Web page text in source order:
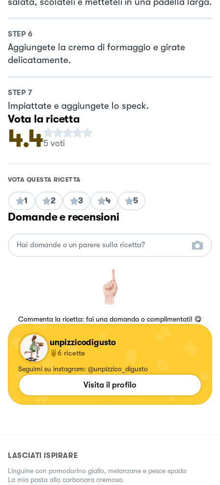
STEP 6
Aggiungete la crema di formaggio e girate
delicatamente.
STEP 7
Impiattate e aggiungete lo speck.
Vota la ricetta
4.45voti
VOTA QUESTA RICETTA
1 2 3 4 5
Domande e recensioni
Commenta la ricetta: fai una domanda o complimentati! 😋
unpizzicodigusto
6 ricette
Seguimi su instagram: @unpizzico_digusto
Visita il profilo
LASCIATI ISPIRARE
Linguine con pomodorino giallo, melanzane e pesce spada
La mia pasta alla carbonara cremosa.